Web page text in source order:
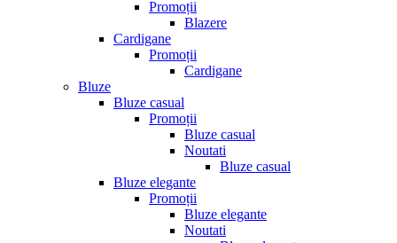
Promoții
Blazere
Cardigane
Promoții
Cardigane
Bluze
Bluze casual
Promoții
Bluze casual
Noutati
Bluze casual
Bluze elegante
Promoții
Bluze elegante
Noutati